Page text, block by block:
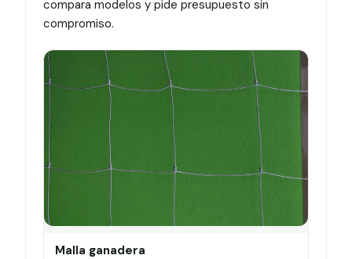
compara modelos y pide presupuesto sin
compromiso.
Malla ganadera